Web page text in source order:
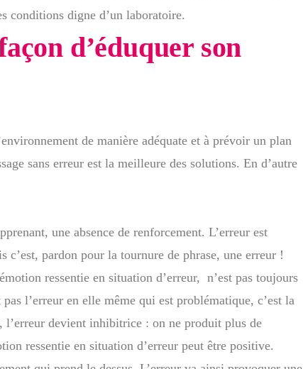
conditions digne d’un laboratoire.
d’éduquer son
de manière adéquate et à prévoir un plan
sans erreur est la meilleure des solutions. En d’autre
une absence de renforcement. L’erreur est
c’est, pardon pour la tournure de phrase, une erreur !
ressentie en situation d’erreur, n’est pas toujours
l’erreur en elle même qui est problématique, c’est la
l’erreur devient inhibitrice : on ne produit plus de
ressentie en situation d’erreur peut être positive.